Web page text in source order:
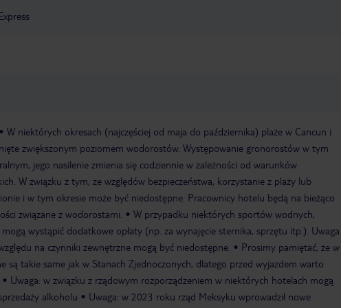
W niektórych okresach (najczęściej od maja do października) plaże w Cancun i
zwiększonym poziomem wodorostów. Występowanie gronorostów w tym
jego nasilenie zmienia się codziennie w zależności od warunków
W związku z tym, ze względów bezpieczeństwa, korzystanie z plaży lub
i w tym okresie może być niedostępne. Pracownicy hotelu będą na bieżąco
związane z wodorostami.
W przypadku niektórych sportów wodnych,
mogą wystąpić dodatkowe opłaty (np. za wynajęcie sternika, sprzętu itp.). Uwaga
na czynniki zewnętrzne mogą być niedostępne.
Prosimy pamiętać, że w
są takie same jak w Stanach Zjednoczonych, dlatego przed wyjazdem warto
Uwaga: w związku z rządowym rozporządzeniem w niektórych hotelach mogą
alkoholu
Uwaga: w 2023 roku rząd Meksyku wprowadził nowe